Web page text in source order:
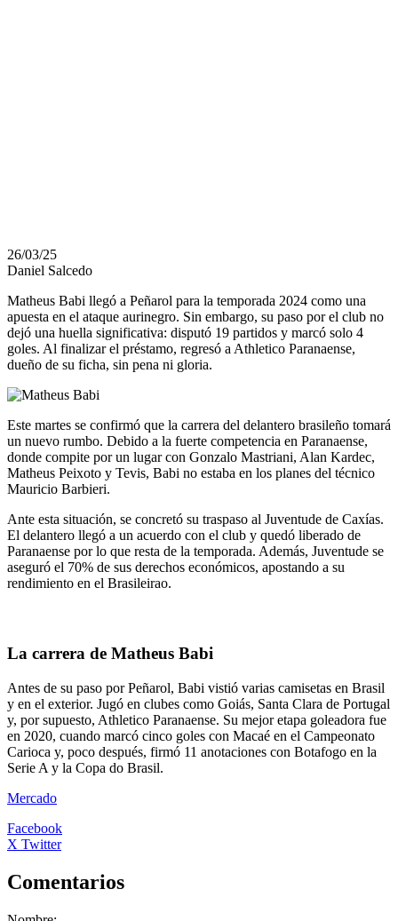
26/03/25
Daniel Salcedo
Matheus Babi llegó a Peñarol para la temporada 2024 como una
apuesta en el ataque aurinegro. Sin embargo, su paso por el club no
dejó una huella significativa: disputó 19 partidos y marcó solo 4
goles. Al finalizar el préstamo, regresó a Athletico Paranaense,
dueño de su ficha, sin pena ni gloria.
Este martes se confirmó que la carrera del delantero brasileño tomará
un nuevo rumbo. Debido a la fuerte competencia en Paranaense,
donde compite por un lugar con Gonzalo Mastriani, Alan Kardec,
Matheus Peixoto y Tevis, Babi no estaba en los planes del técnico
Mauricio Barbieri.
Ante esta situación, se concretó su traspaso al Juventude de Caxías.
El delantero llegó a un acuerdo con el club y quedó liberado de
Paranaense por lo que resta de la temporada. Además, Juventude se
aseguró el 70% de sus derechos económicos, apostando a su
rendimiento en el Brasileirao.
La carrera de Matheus Babi
Antes de su paso por Peñarol, Babi vistió varias camisetas en Brasil
y en el exterior. Jugó en clubes como Goiás, Santa Clara de Portugal
y, por supuesto, Athletico Paranaense. Su mejor etapa goleadora fue
en 2020, cuando marcó cinco goles con Macaé en el Campeonato
Carioca y, poco después, firmó 11 anotaciones con Botafogo en la
Serie A y la Copa do Brasil.
Mercado
Facebook
X Twitter
Comentarios